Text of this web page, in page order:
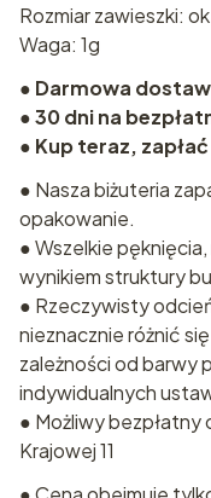
Rozmiar zawieszki: ok
Waga: 1g
● Darmowa
●30 dni na
● Kup teraz,
● Nasza biżuteria
opakowanie.
● Wszelkie
wynikiem struktury
● Rzeczywisty
nieznacznie różnić
zależności od barwy
indywidualnych
● Możliwy bezpłatny
Krajowej 11